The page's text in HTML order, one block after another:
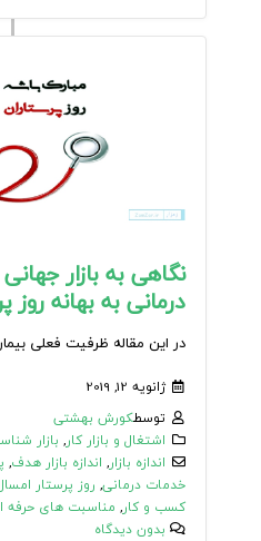
نگاهی به بازار
درمانی به بهانه روز
در این مقاله ظرفیت فعلی
ژانویه 12, 2019
توسطکورش بهشتی
اشتغال و بازار کار, بازار
اندازه بازار, اندازه بازار هدف,
خدمات درمانی, روز پرستار
کسب و کار, مناسبت های حرفه
بدون دیدگاه